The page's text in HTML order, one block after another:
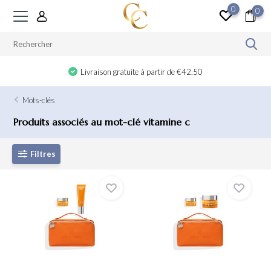
0 0
Livraison gratuite à partir de €42.50
Mots-clés
Produits associés au mot-clé vitamine c
Filtres